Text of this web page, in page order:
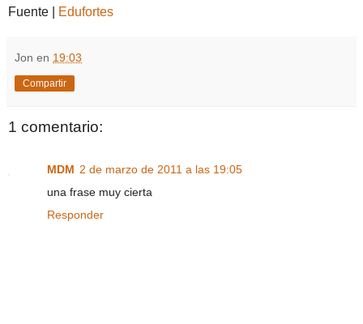
Fuente | Edufortes
Jon en 19:03
Compartir
1 comentario:
MDM 2 de marzo de 2011 a las 19:05
una frase muy cierta
Responder